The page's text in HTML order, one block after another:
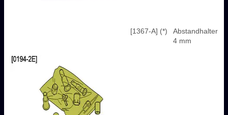
[1367-A] (*)
Abstandhalter
4 mm